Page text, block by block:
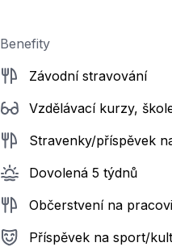
Benefity
Závodní stravování
Vzdělávací kurzy,
Stravenky/příspěvek
Dovolená 5 týdnů
Občerstvení na
Příspěvek na sport/